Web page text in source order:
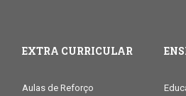
EXTRA CURRICULAR
Aulas de Reforço